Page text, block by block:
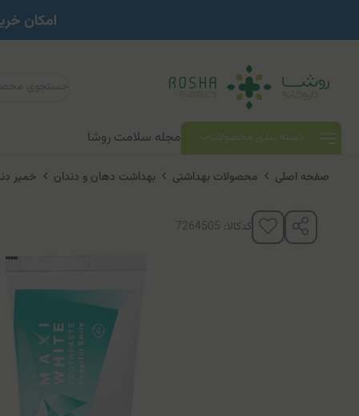
دسته بندی محصولات مجله سلامت روشا
صفحه اصلی محصولات بهداشتی بهداشت دهان و دندان خمیر
کدکالا: